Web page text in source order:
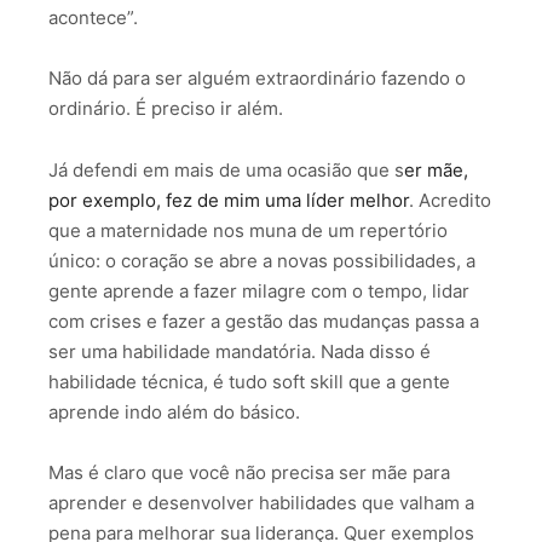
acontece”.
Não dá para ser alguém extraordinário fazendo o
ordinário. É preciso ir além.
Já defendi em mais de uma ocasião que ser mãe,
por exemplo, fez de mim uma líder melhor. Acredito
que a maternidade nos muna de um repertório
único: o coração se abre a novas possibilidades, a
gente aprende a fazer milagre com o tempo, lidar
com crises e fazer a gestão das mudanças passa a
ser uma habilidade mandatória. Nada disso é
habilidade técnica, é tudo soft skill que a gente
aprende indo além do básico.
Mas é claro que você não precisa ser mãe para
aprender e desenvolver habilidades que valham a
pena para melhorar sua liderança. Quer exemplos